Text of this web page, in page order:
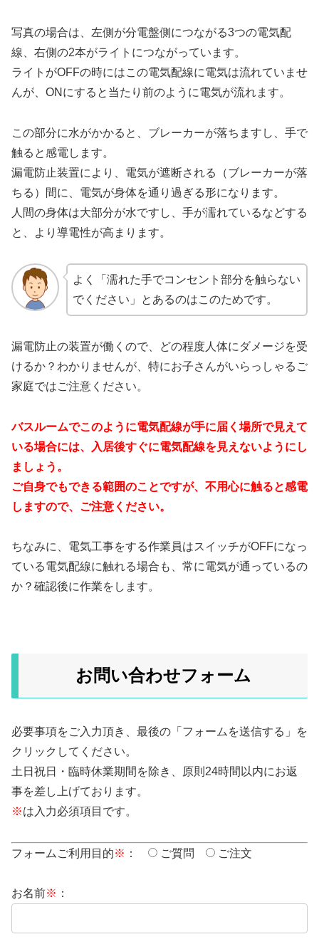
写真の場合は、左側が分電盤側につながる3つの電気配
線、右側の2本がライトにつながっています。
ライトがOFFの時にはこの電気配線に電気は流れていませ
んが、ONにすると当たり前のように電気が流れます。
この部分に水がかかると、ブレーカーが落ちますし、手で
触ると感電します。
漏電防止装置により、電気が遮断される（ブレーカーが落
ちる）間に、電気が身体を通り過ぎる形になります。
人間の身体は大部分が水ですし、手が濡れているなどする
と、より導電性が高まります。
よく「濡れた手でコンセント部分を触らない
でください」とあるのはこのためです。
漏電防止の装置が働くので、どの程度人体にダメージを受
けるか？わかりませんが、特にお子さんがいらっしゃるご
家庭ではご注意ください。
バスルームでこのように電気配線が手に届く場所で見えて
いる場合には、入居後すぐに電気配線を見えないようにし
ましょう。
ご自身でもできる範囲のことですが、不用心に触ると感電
しますので、ご注意ください。
ちなみに、電気工事をする作業員はスイッチがOFFになっ
ている電気配線に触れる場合も、常に電気が通っているの
か？確認後に作業をします。
お問い合わせフォーム
必要事項をご入力頂き、最後の「フォームを送信する」を
クリックしてください。
土日祝日・臨時休業期間を除き、原則24時間以内にお返
事を差し上げております。
※は入力必須項目です。
フォームご利用目的※ ： ご質問 ご注文
お名前※ ：